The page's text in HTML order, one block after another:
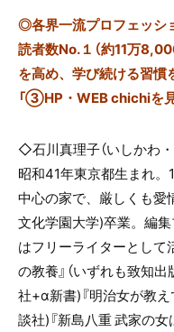
◎各界一流プロフェッシ
読者数No.１（約11万
を高め、学び続ける習
「③HP・WEB chichiを
◇石川真理子（いしかわ・
昭和41年東京都生まれ
中心の家で、厳しくも愛
文化学園大学)卒業。編
はフリーライターとして
の教養』（いずれも致知出
社+α新書)『明治女が教
談社)『新島八重 武家の